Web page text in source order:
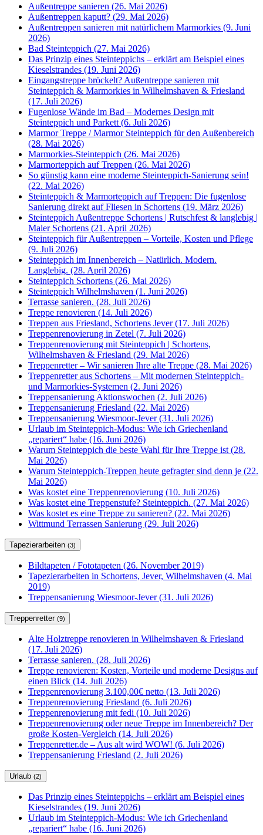
Außentreppe sanieren (26. Mai 2026)
Außentreppen kaputt? (29. Mai 2026)
Außentreppen sanieren mit natürlichem Marmorkies (9. Juni
2026)
Bad Steinteppich (27. Mai 2026)
Das Prinzip eines Steinteppichs – erklärt am Beispiel eines
Kieselstrandes (19. Juni 2026)
Eingangstreppe bröckelt? Außentreppe sanieren mit
Steinteppich & Marmorkies in Wilhelmshaven & Friesland
(17. Juli 2026)
Fugenlose Wände im Bad – Modernes Design mit
Steinteppich und Parkett (6. Juli 2026)
Marmor Treppe / Marmor Steinteppich für den Außenbereich
(28. Mai 2026)
Marmorkies-Steinteppich (26. Mai 2026)
Marmorteppich auf Treppen (26. Mai 2026)
So günstig kann eine moderne Steinteppich-Sanierung sein!
(22. Mai 2026)
Steinteppich & Marmorteppich auf Treppen: Die fugenlose
Sanierung direkt auf Fliesen in Schortens (19. März 2026)
Steinteppich Außentreppe Schortens | Rutschfest & langlebig |
Maler Schortens (21. April 2026)
Steinteppich für Außentreppen – Vorteile, Kosten und Pflege
(9. Juli 2026)
Steinteppich im Innenbereich – Natürlich. Modern.
Langlebig. (28. April 2026)
Steinteppich Schortens (26. Mai 2026)
Steinteppich Wilhelmshaven (1. Juni 2026)
Terrasse sanieren. (28. Juli 2026)
Treppe renovieren (14. Juli 2026)
Treppen aus Friesland, Schortens Jever (17. Juli 2026)
Treppenrenovierung in Zetel (7. Juli 2026)
Treppenrenovierung mit Steinteppich | Schortens,
Wilhelmshaven & Friesland (29. Mai 2026)
Treppenretter – Wir sanieren Ihre alte Treppe (28. Mai 2026)
Treppenretter aus Schortens – Mit modernen Steinteppich-
und Marmorkies-Systemen (2. Juni 2026)
Treppensanierung Aktionswochen (2. Juli 2026)
Treppensanierung Friesland (22. Mai 2026)
Treppensanierung Wiesmoor-Jever (31. Juli 2026)
Urlaub im Steinteppich-Modus: Wie ich Griechenland
„repariert“ habe (16. Juni 2026)
Warum Steinteppich die beste Wahl für Ihre Treppe ist (28.
Mai 2026)
Warum Steinteppich-Treppen heute gefragter sind denn je (22.
Mai 2026)
Was kostet eine Treppenrenovierung (10. Juli 2026)
Was kostet eine Treppenstufe? Steinteppich. (27. Mai 2026)
Was kostet es eine Treppe zu sanieren? (22. Mai 2026)
Wittmund Terrassen Sanierung (29. Juli 2026)
Tapezierarbeiten (3)
Bildtapeten / Fototapeten (26. November 2019)
Tapezierarbeiten in Schortens, Jever, Wilhelmshaven (4. Mai
2019)
Treppensanierung Wiesmoor-Jever (31. Juli 2026)
Treppenretter (9)
Alte Holztreppe renovieren in Wilhelmshaven & Friesland
(17. Juli 2026)
Terrasse sanieren. (28. Juli 2026)
Treppe renovieren: Kosten, Vorteile und moderne Designs auf
einen Blick (14. Juli 2026)
Treppenrenovierung 3.100,00€ netto (13. Juli 2026)
Treppenrenovierung Friesland (6. Juli 2026)
Treppenrenovierung mit fedi (10. Juli 2026)
Treppenrenovierung oder neue Treppe im Innenbereich? Der
große Kosten-Vergleich (14. Juli 2026)
Treppenretter.de – Aus alt wird WOW! (6. Juli 2026)
Treppensanierung Friesland (2. Juli 2026)
Urlaub (2)
Das Prinzip eines Steinteppichs – erklärt am Beispiel eines
Kieselstrandes (19. Juni 2026)
Urlaub im Steinteppich-Modus: Wie ich Griechenland
„repariert“ habe (16. Juni 2026)